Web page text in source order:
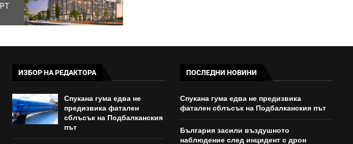
ИЗБОР НА РЕДАКТОРА
Спукана гума едва не
предизвика фатален
сблъсък на Подбалканския
път
ПОСЛЕДНИ НОВИНИ
Спукана гума едва не предизвика
фатален сблъсък на Подбалканския път
България засили въздушното
наблюдение след инцидент с дрон